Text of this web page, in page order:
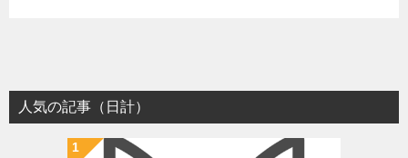
人気の記事（日計）